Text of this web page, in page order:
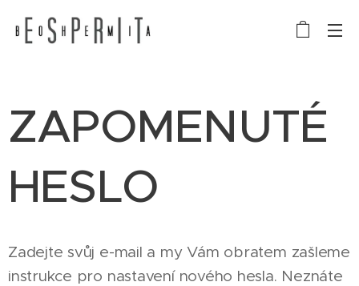
ZAPOMENUTÉ
HESLO
Zadejte svůj e-mail a my Vám obratem zašleme
instrukce pro nastavení nového hesla. Neznáte